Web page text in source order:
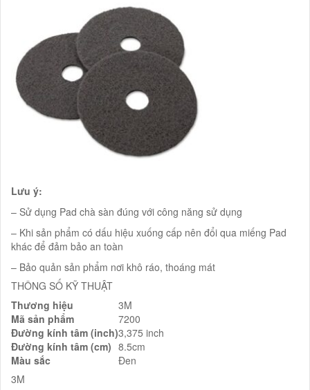
Lưu ý:
– Sử dụng Pad chà sàn đúng với công năng sử dụng
– Khi sản phẩm có dấu hiệu xuống cấp nên đổi qua miếng Pad
khác để đảm bảo an toàn
– Bảo quản sản phẩm nơi khô ráo, thoáng mát
THÔNG SỐ KỸ THUẬT
Thương hiệu
3M
Mã sản phẩm
7200
Đường kính tâm (inch)3,375 inch
Đường kính tâm (cm) 8.5cm
Màu sắc
Đen
3M